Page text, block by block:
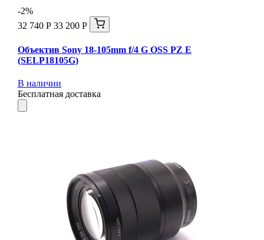
-2%
32 740 Р 33 200 Р
Объектив Sony 18-105mm f/4 G OSS PZ E
(SELP18105G)
В наличии
Бесплатная доставка